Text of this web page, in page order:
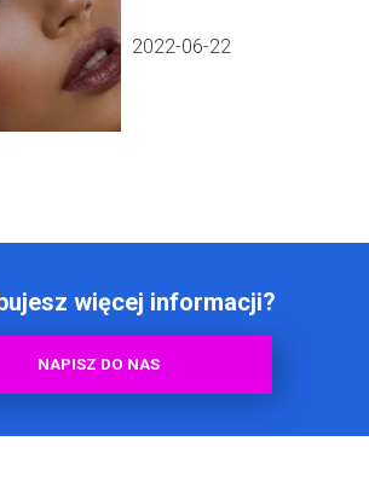
2022-06-22
więcej informacji?
NAPISZ DO NAS